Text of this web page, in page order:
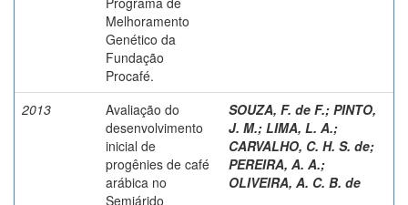
Melhoramento
Genético da
Fundação
Procafé.
2013
Avaliação do
desenvolvimento
inicial de
progênies de café
arábica no
Semiárido
SOUZA, F. de F.; PINTO,
J. M.; LIMA, L. A.;
CARVALHO, C. H. S. de;
PEREIRA, A. A.;
OLIVEIRA, A. C. B. de